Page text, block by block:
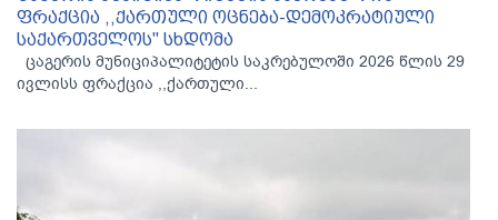
ფრაქცია ,,ქართული ოცნება-დემოკრატიული
საქართველოს'' სხდომა
ცაგერის მუნიციპალიტეტის საკრებულოში 2026 წლის 29
ივლისს ფრაქცია ,,ქართული...